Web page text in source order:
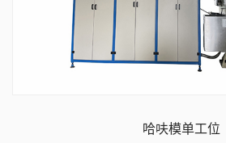
哈呋模单工位